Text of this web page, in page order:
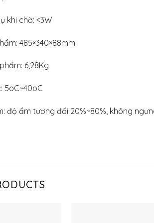
khi chờ: <3W
485×340×88mm
6,28Kg
5oC~40oC
độ ẩm tương đối 20%~80%, không